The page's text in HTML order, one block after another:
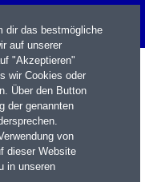
dir das bestmögliche
auf unserer
"Akzeptieren"
wir Cookies oder
Über den Button
der genannten
von
dieser Website
in unseren